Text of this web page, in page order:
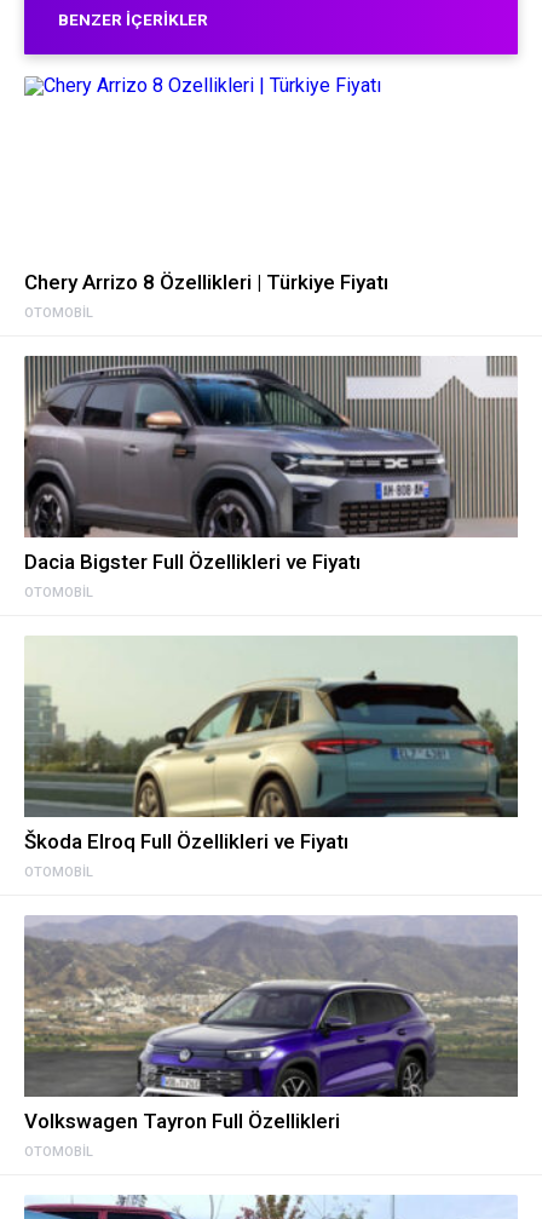
BENZER İÇERIKLER
OTOMOBIL
Chery Arrizo 8 Özellikleri | Türkiye Fiyatı
OTOMOBIL
Dacia Bigster Full Özellikleri ve Fiyatı
OTOMOBIL
Škoda Elroq Full Özellikleri ve Fiyatı
OTOMOBIL
Volkswagen Tayron Full Özellikleri